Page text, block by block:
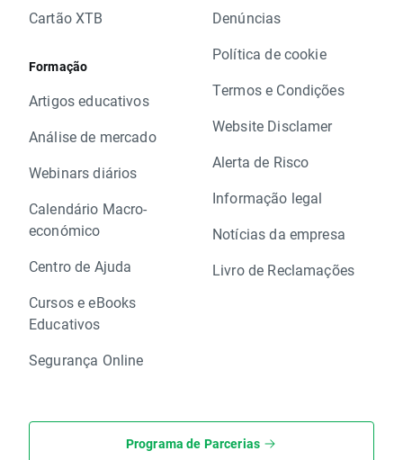
Cartão XTB
Formação
Artigos educativos
Análise de mercado
Webinars diários
Calendário Macro-
económico
Centro de Ajuda
Cursos e eBooks
Educativos
Segurança Online
Denúncias
Política de cookie
Termos e Condições
Website Disclamer
Alerta de Risco
Informação legal
Notícias da empresa
Livro de Reclamações
Programa de Parcerias